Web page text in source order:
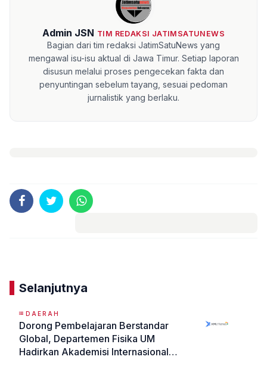
Admin JSN TIM REDAKSI JATIMSATUNEWS
Bagian dari tim redaksi JatimSatuNews yang
mengawal isu-isu aktual di Jawa Timur. Setiap laporan
disusun melalui proses pengecekan fakta dan
penyuntingan sebelum tayang, sesuai pedoman
jurnalistik yang berlaku.
Selanjutnya
DAERAH
Dorong Pembelajaran Berstandar
Global, Departemen Fisika UM
Hadirkan Akademisi Internasional